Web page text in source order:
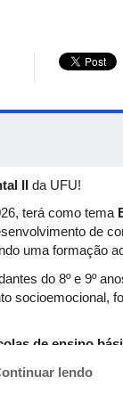
II da UFU!
terá como tema
de
uma formação
do 8º e 9º
socioemocional,
de ensino
lendo